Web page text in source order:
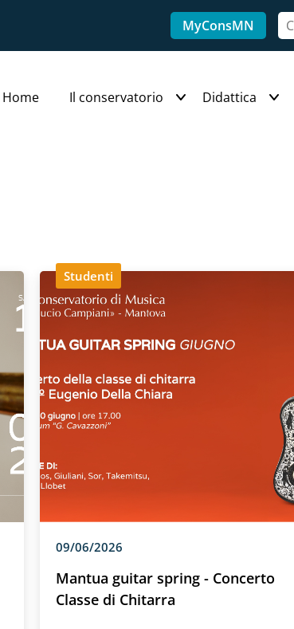
MyConsMN
Home Il conservatorio Didattica
Studenti
09/06/2026
Mantua guitar spring - Concerto
Classe di Chitarra